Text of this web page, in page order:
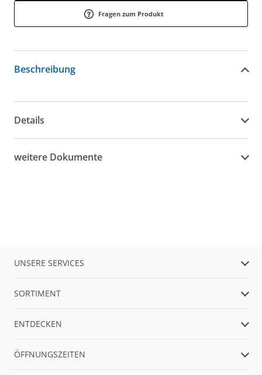
Fragen zum Produkt
Beschreibung
Details
weitere Dokumente
UNSERE SERVICES
SORTIMENT
ENTDECKEN
ÖFFNUNGSZEITEN